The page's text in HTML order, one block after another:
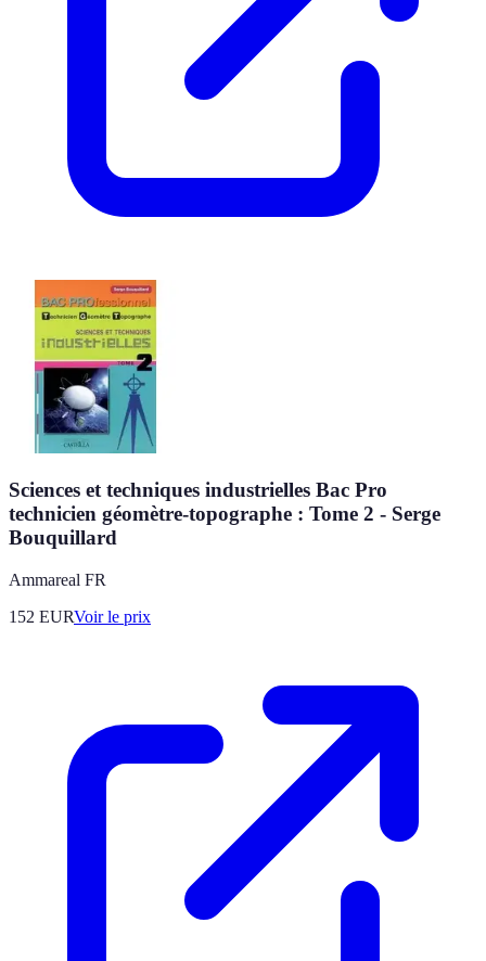
Sciences et techniques industrielles Bac Pro
technicien géomètre-topographe : Tome 2 - Serge
Bouquillard
Ammareal FR
152 EURVoir le prix